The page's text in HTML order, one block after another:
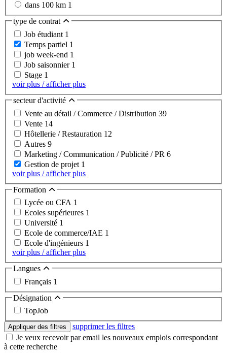
dans 100 km 1
type de contrat
Job étudiant 1
Temps partiel 1
job week-end 1
Job saisonnier 1
Stage 1
voir plus / afficher plus
secteur d'activité
Vente au détail / Commerce / Distribution 39
Vente 14
Hôtellerie / Restauration 12
Autres 9
Marketing / Communication / Publicité / PR 6
Gestion de projet 1
voir plus / afficher plus
Formation
Lycée ou CFA 1
Ecoles supérieures 1
Université 1
Ecole de commerce/IAE 1
Ecole d'ingénieurs 1
voir plus / afficher plus
Langues
Français 1
Désignation
TopJob
Appliquer des filtres
supprimer les filtres
Je veux recevoir par email les nouveaux emplois correspondant
à cette recherche